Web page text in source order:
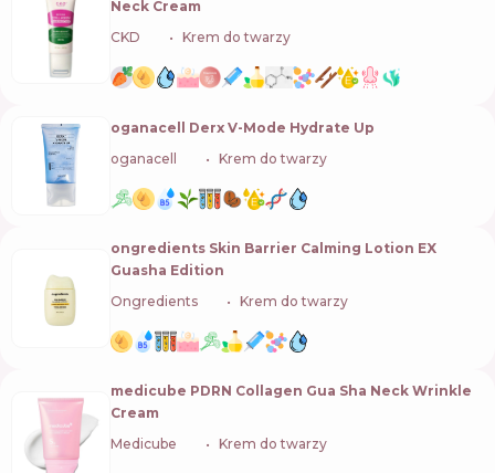
Neck Cream
CKD
Krem do twarzy
oganacell Derx V-Mode Hydrate Up
oganacell
Krem do twarzy
ongredients Skin Barrier Calming Lotion EX
Guasha Edition
Ongredients
Krem do twarzy
medicube PDRN Collagen Gua Sha Neck Wrinkle
Cream
Medicube
Krem do twarzy